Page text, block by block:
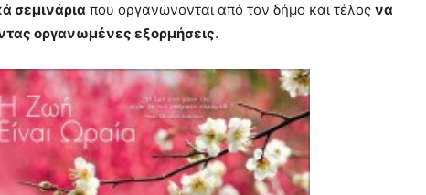
σεμινάρια που οργανώνονται από τον δήμο και τέλος να
οργανωμένες εξορμήσεις.